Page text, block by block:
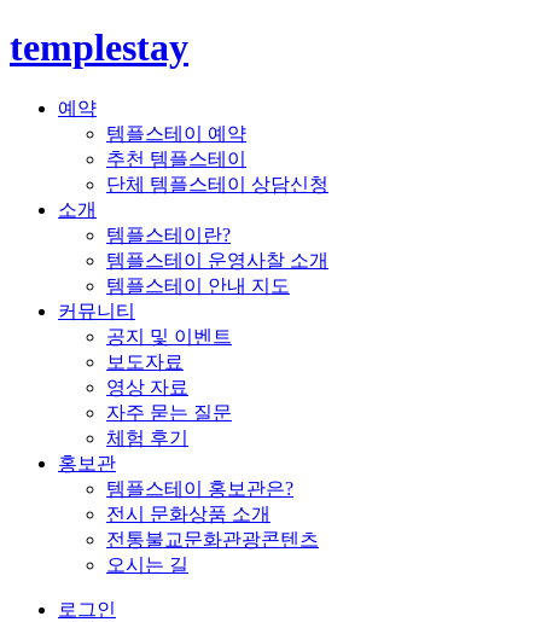
templestay
예약
템플스테이 예약
추천 템플스테이
단체 템플스테이 상담신청
소개
템플스테이란?
템플스테이 운영사찰 소개
템플스테이 안내 지도
커뮤니티
공지 및 이벤트
보도자료
영상 자료
자주 묻는 질문
체험 후기
홍보관
템플스테이 홍보관은?
전시 문화상품 소개
전통불교문화관광콘텐츠
오시는 길
로그인